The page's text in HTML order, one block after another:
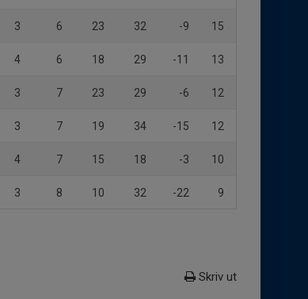
3 6 23 32 -9 15
4 6 18 29 -11 13
3 7 23 29 -6 12
3 7 19 34 -15 12
4 7 15 18 -3 10
3 8 10 32 -22 9
Skriv ut